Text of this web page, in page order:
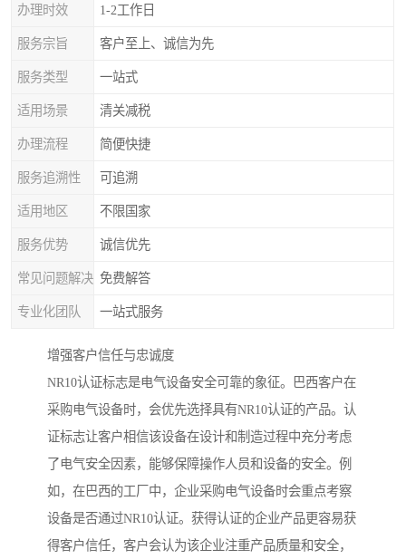
办理时效 1-2工作日
服务宗旨 客户至上、诚信为先
服务类型 一站式
适用场景 清关减税
办理流程 简便快捷
服务追溯性 可追溯
适用地区 不限国家
服务优势 诚信优先
常见问题解决 免费解答
专业化团队 一站式服务
增强客户信任与忠诚度
NR10认证标志是电气设备安全可靠的象征。巴西客户在
采购电气设备时，会优先选择具有NR10认证的产品。认
证标志让客户相信该设备在设计和制造过程中充分考虑
了电气安全因素，能够保障操作人员和设备的安全。例
如，在巴西的工厂中，企业采购电气设备时会重点考察
设备是否通过NR10认证。获得认证的企业产品更容易获
得客户信任，客户会认为该企业注重产品质量和安全，